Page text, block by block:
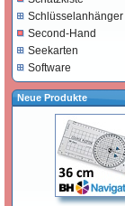
Schlüsselanhänger
Second-Hand
Seekarten
Software
Neue Produkte